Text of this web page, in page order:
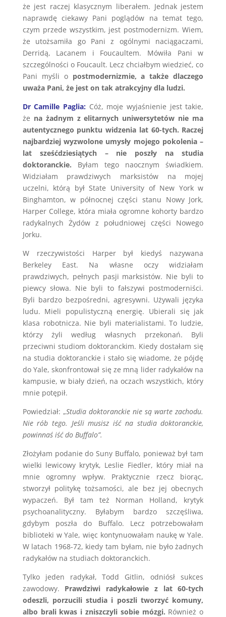
że jest raczej klasycznym liberałem. Jednak jestem
naprawdę ciekawy Pani poglądów na temat tego,
czym przede wszystkim, jest postmodernizm. Wiem,
że utożsamiła go Pani z ogólnymi naciągaczami,
Derridą, Lacanem i Foucaultem. Mówiła Pani w
szczególności o Foucault. Lecz chciałbym wiedzieć, co
Pani myśli o postmodernizmie, a także dlaczego
uważa Pani, że jest on tak atrakcyjny dla ludzi.
Dr Camille Paglia: Cóż, moje wyjaśnienie jest takie,
że na żadnym z elitarnych uniwersytetów nie ma
autentycznego punktu widzenia lat 60-tych. Raczej
najbardziej wyzwolone umysły mojego pokolenia –
lat sześćdziesiątych – nie poszły na studia
doktoranckie. Byłam tego naocznym świadkiem.
Widziałam prawdziwych marksistów na mojej
uczelni, którą był State University of New York w
Binghamton, w północnej części stanu Nowy Jork,
Harper College, która miała ogromne kohorty bardzo
radykalnych Żydów z południowej części Nowego
Jorku.
W rzeczywistości Harper był kiedyś nazywana
Berkeley East. Na własne oczy widziałam
prawdziwych, pełnych pasji marksistów. Nie byli to
piewcy słowa. Nie byli to fałszywi postmoderniści.
Byli bardzo bezpośredni, agresywni. Używali języka
ludu. Mieli populistyczną energię. Ubierali się jak
klasa robotnicza. Nie byli materialistami. To ludzie,
którzy żyli według własnych przekonań. Byli
przeciwni studiom doktoranckim. Kiedy dostałam się
na studia doktoranckie i stało się wiadome, że pójdę
do Yale, skonfrontował się ze mną lider radykałów na
kampusie, w biały dzień, na oczach wszystkich, który
mnie potępił.
Powiedział: „Studia doktoranckie nie są warte zachodu.
Nie rób tego. Jeśli musisz iść na studia doktoranckie,
powinnaś iść do Buffalo”.
Złożyłam podanie do Suny Buffalo, ponieważ był tam
wielki lewicowy krytyk, Leslie Fiedler, który miał na
mnie ogromny wpływ. Praktycznie rzecz biorąc,
stworzył politykę tożsamości, ale bez jej obecnych
wypaczeń. Był tam też Norman Holland, krytyk
psychoanalityczny. Byłabym bardzo szczęśliwa,
gdybym poszła do Buffalo. Lecz potrzebowałam
biblioteki w Yale, więc kontynuowałam naukę w Yale.
W latach 1968-72, kiedy tam byłam, nie było żadnych
radykałów na studiach doktoranckich.
Tylko jeden radykał, Todd Gitlin, odniósł sukces
zawodowy. Prawdziwi radykałowie z lat 60-tych
odeszli, porzucili studia i poszli tworzyć komuny,
albo brali kwas i zniszczyli sobie mózgi. Również o